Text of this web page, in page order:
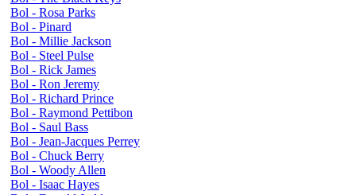
Bol - Rosa Parks
Bol - Pinard
Bol - Millie Jackson
Bol - Steel Pulse
Bol - Rick James
Bol - Ron Jeremy
Bol - Richard Prince
Bol - Raymond Pettibon
Bol - Saul Bass
Bol - Jean-Jacques Perrey
Bol - Chuck Berry
Bol - Woody Allen
Bol - Isaac Hayes